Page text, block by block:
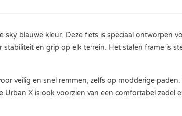
sky blauwe kleur. Deze fiets is speciaal ontworpen
en grip op elk terrein. Het stalen frame is
veilig en snel remmen, zelfs op modderige
X is ook voorzien van een comfortabel